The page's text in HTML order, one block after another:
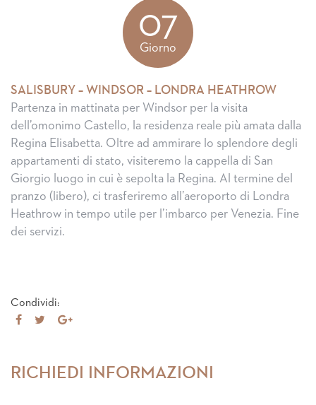
07
Giorno
SALISBURY – WINDSOR – LONDRA HEATHROW
Partenza in mattinata per Windsor per la visita
dell’omonimo Castello, la residenza reale più amata dalla
Regina Elisabetta. Oltre ad ammirare lo splendore degli
appartamenti di stato, visiteremo la cappella di San
Giorgio luogo in cui è sepolta la Regina. Al termine del
pranzo (libero), ci trasferiremo all’aeroporto di Londra
Heathrow in tempo utile per l’imbarco per Venezia. Fine
dei servizi.
Condividi:
Share TweetShare
RICHIEDI INFORMAZIONI